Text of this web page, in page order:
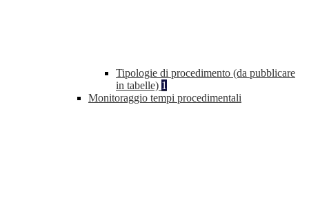
Tipologie di procedimento (da pubblicare
in tabelle) 1
Monitoraggio tempi procedimentali